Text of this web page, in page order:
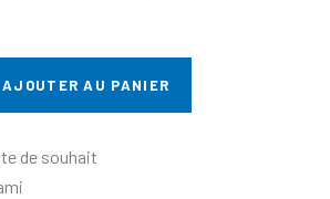
AJOUTER AU PANIER
de souhait